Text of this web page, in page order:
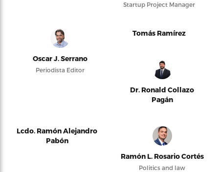
Startup Project Manager
Oscar J. Serrano
Periodista Editor
Tomás Ramírez
Dr. Ronald Collazo
Pagán
Lcdo. Ramón Alejandro
Pabón
Ramón L. Rosario Cortés
Politics and law